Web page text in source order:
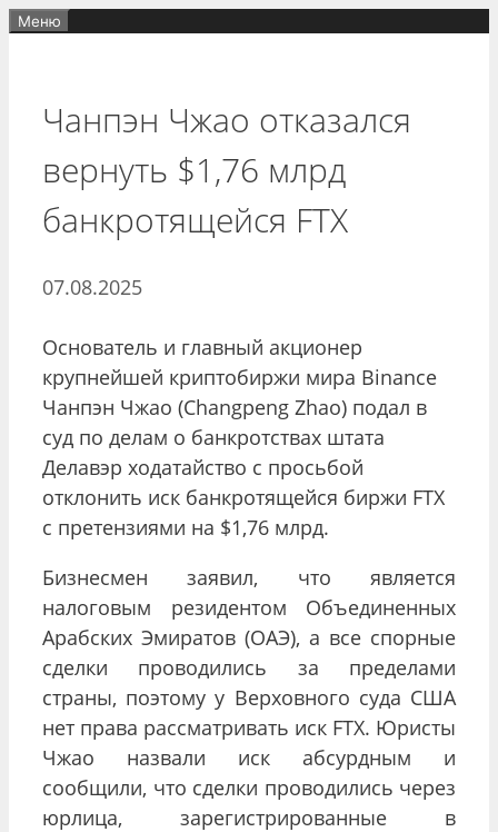
Перейти
Меню
Чанпэн Чжао отказался
вернуть $1,76 млрд
банкротящейся FTX
07.08.2025
Основатель и главный акционер
крупнейшей криптобиржи мира Binance
Чанпэн Чжао (Changpeng Zhao) подал в
суд по делам о банкротствах штата
Делавэр ходатайство с просьбой
отклонить иск банкротящейся биржи FTX
с претензиями на $1,76 млрд.
Бизнесмен заявил, что является
налоговым резидентом Объединенных
Арабских Эмиратов (ОАЭ), а все спорные
сделки проводились за пределами
страны, поэтому у Верховного суда США
нет права рассматривать иск FTX. Юристы
Чжао назвали иск абсурдным и
сообщили, что сделки проводились через
юрлица, зарегистрированные в